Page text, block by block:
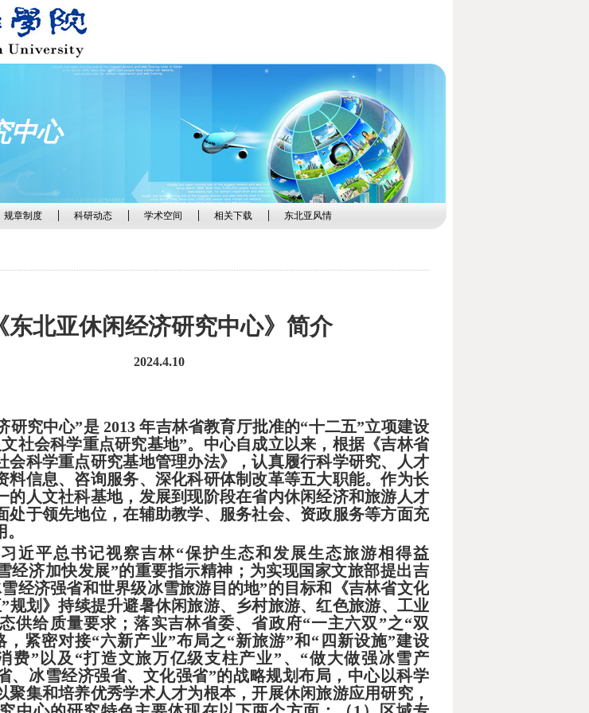
中心
规章制度 科研动态 学术空间 相关下载 东北亚风情
东北亚休闲经济研究中心》简介
2024.4.10
研究中心”是 2013 年吉林省教育厅批准的“十二五”立项建设
社会科学重点研究基地”。中心自成立以来，根据《吉林省
会科学重点研究基地管理办法》，认真履行科学研究、人才
料信息、咨询服务、深化科研体制改革等五大职能。作为长
的人文社科基地，发展到现阶段在省内休闲经济和旅游人才
处于领先地位，在辅助教学、服务社会、资政服务等方面充
近平总书记视察吉林“保护生态和发展生态旅游相得益
经济加快发展”的重要指示精神；为实现国家文旅部提出吉
经济强省和世界级冰雪旅游目的地”的目标和《吉林省文化
规划》持续提升避暑休闲旅游、乡村旅游、红色旅游、工业
供给质量要求；落实吉林省委、省政府“一主六双”之“双
，紧密对接“六新产业”布局之“新旅游”和“四新设施”建设
费”以及“打造文旅万亿级支柱产业”、“做大做强冰雪产
、冰雪经济强省、文化强省”的战略规划布局，中心以科学
聚集和培养优秀学术人才为根本，开展休闲旅游应用研究，